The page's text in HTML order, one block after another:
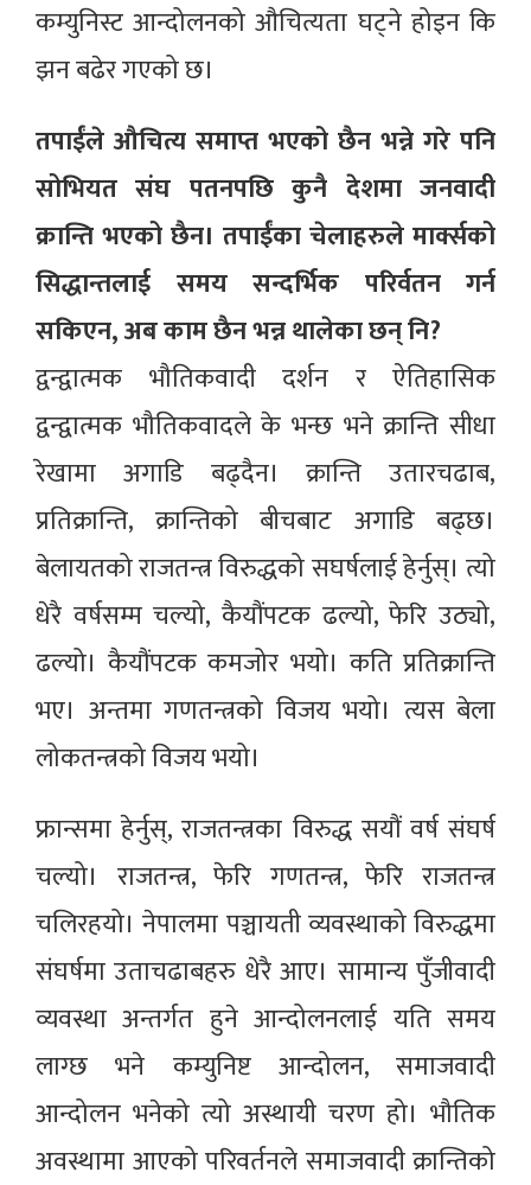
कम्युनिस्ट आन्दोलनको औचित्यता घट्ने होइन कि
झन बढेर गएको छ।
तपाईंले औचित्य समाप्त भएको छैन भन्ने गरे पनि
सोभियत संघ पतनपछि कुनै देशमा जनवादी
क्रान्ति भएको छैन। तपाईंका चेलाहरुले मार्क्सको
सिद्धान्तलाई समय सन्दर्भिक परिर्वतन गर्न
सकिएन, अब काम छैन भन्न थालेका छन् नि?
द्वन्द्वात्मक भौतिकवादी दर्शन र ऐतिहासिक
द्वन्द्वात्मक भौतिकवादले के भन्छ भने क्रान्ति सीधा
रेखामा अगाडि बढ्दैन। क्रान्ति उतारचढाब,
प्रतिक्रान्ति, क्रान्तिको बीचबाट अगाडि बढ्छ।
बेलायतको राजतन्त्र विरुद्धको सघर्षलाई हेर्नुस्। त्यो
धेरै वर्षसम्म चल्यो, कैयौंपटक ढल्यो, फेरि उठ्यो,
ढल्यो। कैयौंपटक कमजोर भयो। कति प्रतिक्रान्ति
भए। अन्तमा गणतन्त्रको विजय भयो। त्यस बेला
लोकतन्त्रको विजय भयो।
फ्रान्समा हेर्नुस्, राजतन्त्रका विरुद्ध सयौं वर्ष संघर्ष
चल्यो। राजतन्त्र, फेरि गणतन्त्र, फेरि राजतन्त्र
चलिरहयो। नेपालमा पञ्चायती व्यवस्थाको विरुद्धमा
संघर्षमा उताचढाबहरु धेरै आए। सामान्य पुँजीवादी
व्यवस्था अन्तर्गत हुने आन्दोलनलाई यति समय
लाग्छ भने कम्युनिष्ट आन्दोलन, समाजवादी
आन्दोलन भनेको त्यो अस्थायी चरण हो। भौतिक
अवस्थामा आएको परिवर्तनले समाजवादी क्रान्तिको